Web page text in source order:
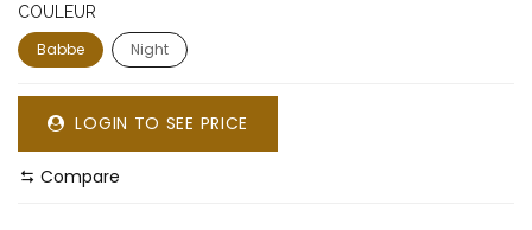
COULEUR
Babbe Night
LOGIN TO SEE PRICE
Compare